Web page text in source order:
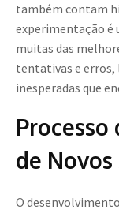
também contam
experimentação é
muitas das
tentativas e erros,
inesperadas que
de Novos
O